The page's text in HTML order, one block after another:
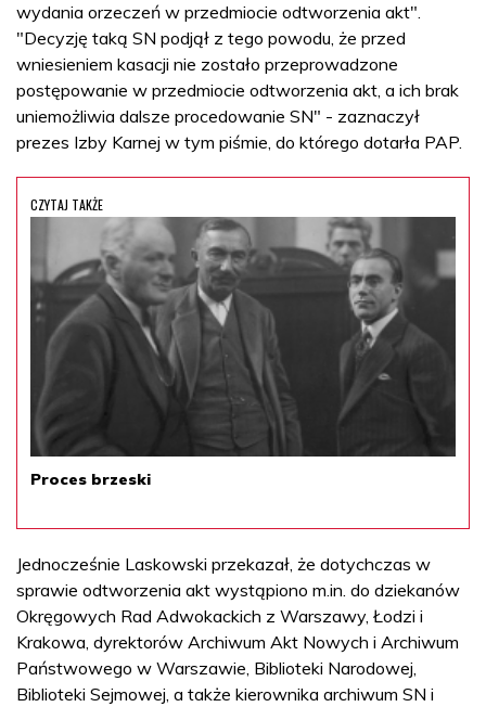
wydania orzeczeń w przedmiocie odtworzenia akt".
"Decyzję taką SN podjął z tego powodu, że przed
wniesieniem kasacji nie zostało przeprowadzone
postępowanie w przedmiocie odtworzenia akt, a ich brak
uniemożliwia dalsze procedowanie SN" - zaznaczył
prezes Izby Karnej w tym piśmie, do którego dotarła PAP.
CZYTAJ TAKŻE
Proces brzeski
Jednocześnie Laskowski przekazał, że dotychczas w
sprawie odtworzenia akt wystąpiono m.in. do dziekanów
Okręgowych Rad Adwokackich z Warszawy, Łodzi i
Krakowa, dyrektorów Archiwum Akt Nowych i Archiwum
Państwowego w Warszawie, Biblioteki Narodowej,
Biblioteki Sejmowej, a także kierownika archiwum SN i